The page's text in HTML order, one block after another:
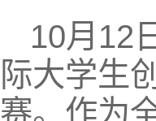
10月12
际大学生
赛。作为